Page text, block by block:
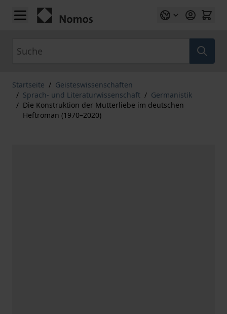
Zum Inhalt springen
Startseite / Geisteswissenschaften
/ Sprach- und Literaturwissenschaft / Germanistik
/ Die Konstruktion der Mutterliebe im deutschen
Heftroman (1970–2020)